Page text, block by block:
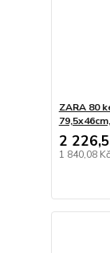
ZARA 80
2
1 840,08 Kč